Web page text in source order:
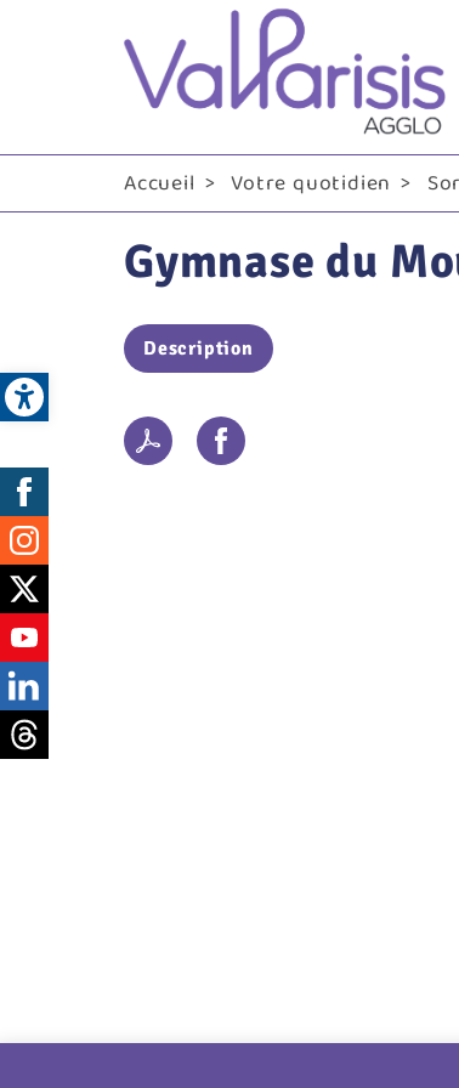
Open toolbar
Accueil Votre quotidien
Réseaux
sociaux
Gymnase du
Description